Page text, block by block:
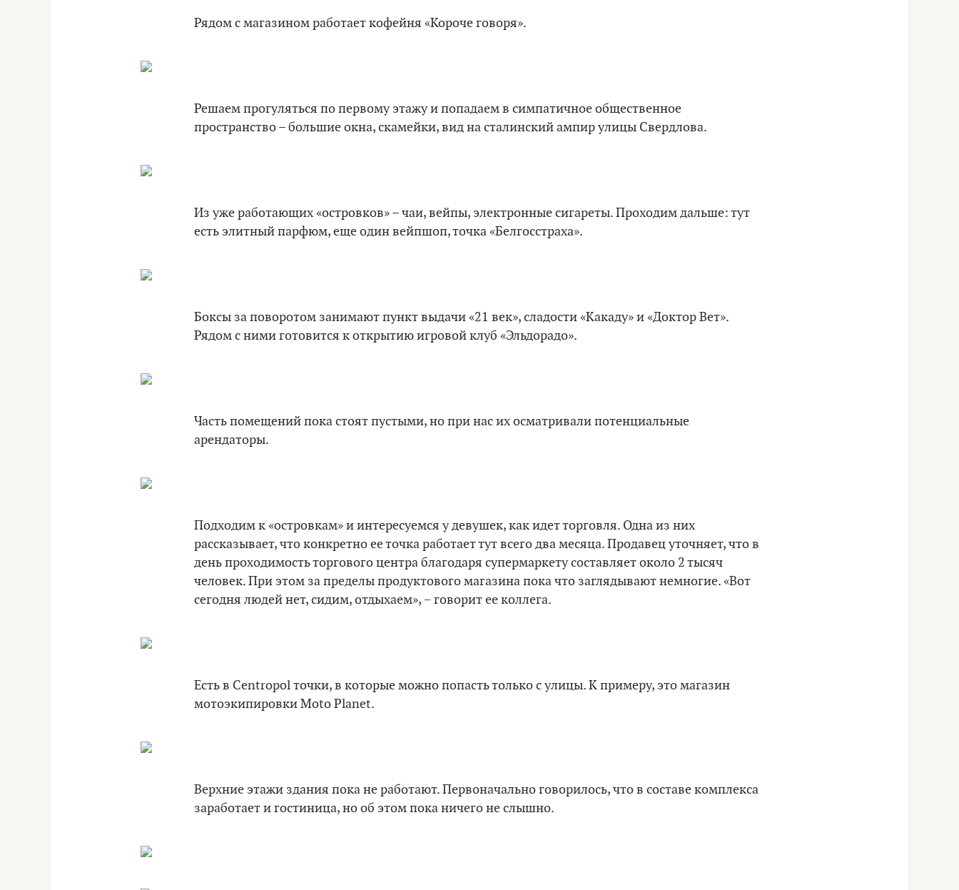
Рядом с магазином работает кофейня «Короче говоря».
Решаем прогуляться по первому этажу и попадаем в симпатичное общественное
пространство – большие окна, скамейки, вид на сталинский ампир улицы Свердлова.
Из уже работающих «островков» – чаи, вейпы, электронные сигареты. Проходим дальше: тут
есть элитный парфюм, еще один вейпшоп, точка «Белгосстраха».
Боксы за поворотом занимают пункт выдачи «21 век», сладости «Какаду» и «Доктор Вет».
Рядом с ними готовится к открытию игровой клуб «Эльдорадо».
Часть помещений пока стоят пустыми, но при нас их осматривали потенциальные
арендаторы.
Подходим к «островкам» и интересуемся у девушек, как идет торговля. Одна из них
рассказывает, что конкретно ее точка работает тут всего два месяца. Продавец уточняет, что в
день проходимость торгового центра благодаря супермаркету составляет около 2 тысяч
человек. При этом за пределы продуктового магазина пока что заглядывают немногие. «Вот
сегодня людей нет, сидим, отдыхаем», − говорит ее коллега.
Есть в Centropol точки, в которые можно попасть только с улицы. К примеру, это магазин
мотоэкипировки Moto Planet.
Верхние этажи здания пока не работают. Первоначально говорилось, что в составе комплекса
заработает и гостиница, но об этом пока ничего не слышно.